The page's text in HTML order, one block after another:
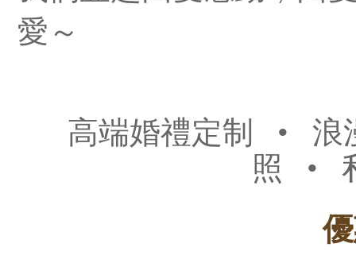
愛～
高端婚禮定制 • 浪
照
•